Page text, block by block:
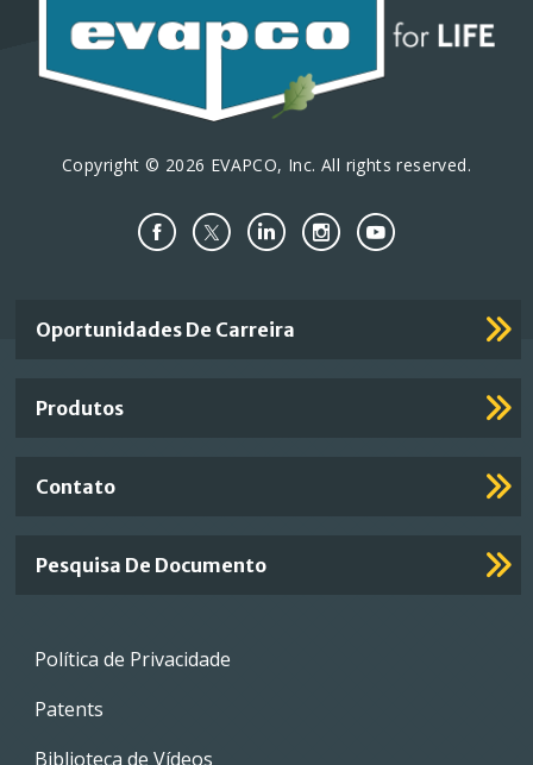
Copyright © 2026 EVAPCO, Inc. All rights reserved.
Important
Footer
Oportunidades De Carreira
Produtos
Contato
Pesquisa De Documento
Footer
Política de Privacidade
Patents
Biblioteca de Vídeos